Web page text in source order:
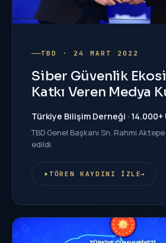
TBD · 24 MART 2022
Siber Güvenlik
Katkı Veren Medya
Türkiye Bilişim Derneği · 14.000+
TBD Genel Başkanı Sn. Rahmi
edildi.
TÖREN KAYDINI İZLE→